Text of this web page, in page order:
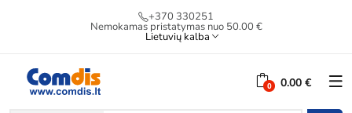
+370 330251
Nemokamas pristatymas nuo 50.00 €
Lietuvių kalba
0.00 €